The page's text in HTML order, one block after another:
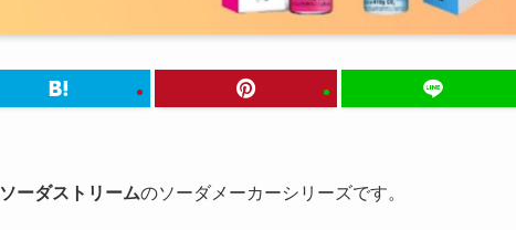
ソーダストリームのソーダメーカーシリーズです。